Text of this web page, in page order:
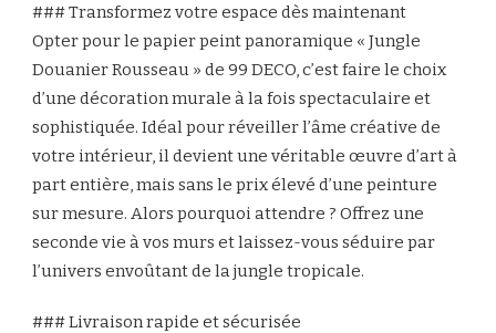
### Transformez votre espace dès maintenant
Opter pour le papier peint panoramique « Jungle
Douanier Rousseau » de 99 DECO, c’est faire le choix
d’une décoration murale à la fois spectaculaire et
sophistiquée. Idéal pour réveiller l’âme créative de
votre intérieur, il devient une véritable œuvre d’art à
part entière, mais sans le prix élevé d’une peinture
sur mesure. Alors pourquoi attendre ? Offrez une
seconde vie à vos murs et laissez-vous séduire par
l’univers envoûtant de la jungle tropicale.
### Livraison rapide et sécurisée